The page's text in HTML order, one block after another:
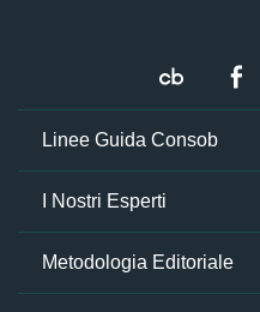
Linee Guida Consob
I Nostri Esperti
Metodologia Editoriale